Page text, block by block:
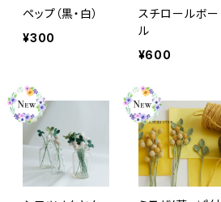
ペップ（黒・白）
¥300
スチロールボー
ル
¥600